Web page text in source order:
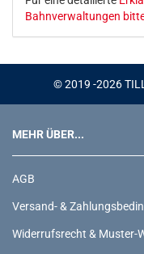
Bahnverwaltungen
© 2019 -2026
MEHR ÜBER...
AGB
Versand- &
Widerrufsrecht & Muster-